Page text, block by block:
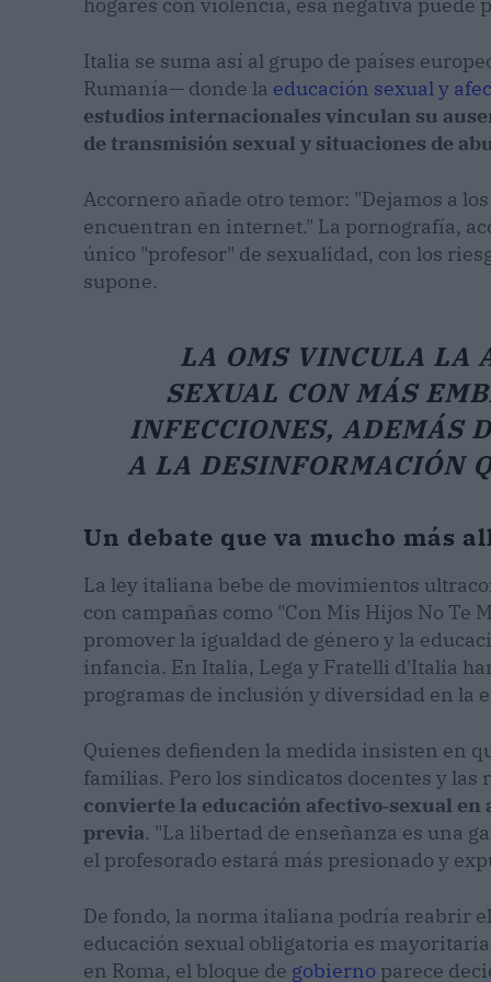
Italia se suma así al grupo de países
Rumanía— donde la educación sexual y
estudios internacionales vinculan su
de transmisión sexual y situaciones de
Accornero añade otro temor: "Dejamos a
encuentran en internet." La pornografía,
único "profesor" de sexualidad, con los
supone.
LA OMS VINCULA LA
SEXUAL CON MÁS
INFECCIONES, ADEMÁS
A LA DESINFORMACIÓN
Un debate que va mucho más
La ley italiana bebe de movimientos
con campañas como "Con Mis Hijos No Te
promover la igualdad de género y la
infancia. En Italia, Lega y Fratelli d'Italia
programas de inclusión y diversidad en la
Quienes defienden la medida insisten en
familias. Pero los sindicatos docentes y las
convierte la educación afectivo‑sexual en
previa. "La libertad de enseñanza es una
el profesorado estará más presionado y
De fondo, la norma italiana podría reabrir
educación sexual obligatoria es
en Roma, el bloque de gobierno parece